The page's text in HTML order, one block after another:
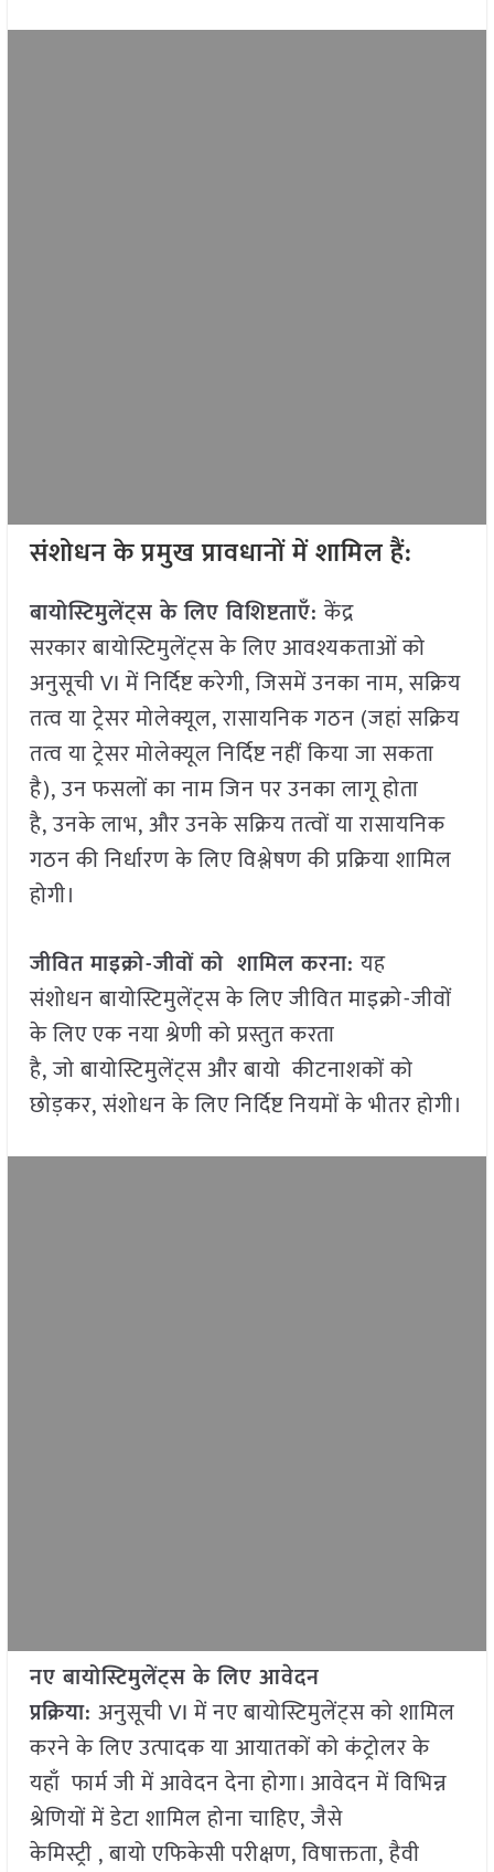
संशोधन के प्रमुख प्रावधानों में शामिल हैं:
बायोस्टिमुलेंट्स के लिए विशिष्टताएँ:केंद्र
सरकार बायोस्टिमुलेंट्स के लिए आवश्यकताओं को
अनुसूची VI में निर्दिष्ट करेगी, जिसमें उनका नाम, सक्रिय
तत्व या ट्रेसर मोलेक्यूल, रासायनिक गठन (जहां सक्रिय
तत्व या ट्रेसर मोलेक्यूल निर्दिष्ट नहीं किया जा सकता
है), उन फसलों का नाम जिन पर उनका लागू होता
है, उनके लाभ, और उनके सक्रिय तत्वों या रासायनिक
गठन की निर्धारण के लिए विश्लेषण की प्रक्रिया शामिल
होगी।
जीवित माइक्रो-जीवों को शामिल करना:यह
संशोधन बायोस्टिमुलेंट्स के लिए जीवित माइक्रो-जीवों
के लिए एक नया श्रेणी को प्रस्तुत करता
है, जो बायोस्टिमुलेंट्स और बायो कीटनाशकों को
छोड़कर, संशोधन के लिए निर्दिष्ट नियमों के भीतर होगी।
नए बायोस्टिमुलेंट्स के लिए आवेदन
प्रक्रिया: अनुसूची VI में नए बायोस्टिमुलेंट्स को शामिल
करने के लिए उत्पादक या आयातकों को कंट्रोलर के
यहाँ फार्म जी में आवेदन देना होगा। आवेदन में विभिन्न
श्रेणियों में डेटा शामिल होना चाहिए, जैसे
केमिस्ट्री , बायो एफिकेसी परीक्षण, विषाक्तता, हैवी